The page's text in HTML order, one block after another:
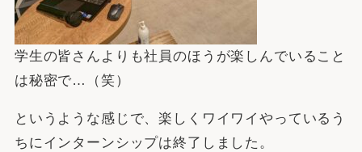
学生の皆さんよりも社員のほうが楽しんでいること
は秘密で…（笑）
というような感じで、楽しくワイワイやっているう
ちにインターンシップは終了しました。